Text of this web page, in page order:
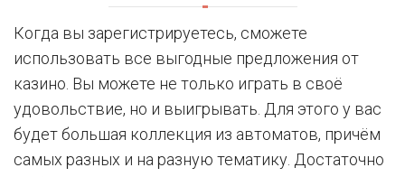
Когда вы зарегистрируетесь, сможете
использовать все выгодные предложения от
казино. Вы можете не только играть в своё
удовольствие, но и выигрывать. Для этого у вас
будет большая коллекция из автоматов, причём
самых разных и на разную тематику. Достаточно